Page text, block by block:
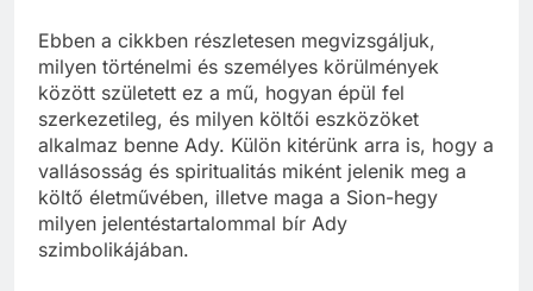
Ebben a cikkben részletesen megvizsgáljuk,
milyen történelmi és személyes körülmények
között született ez a mű, hogyan épül fel
szerkezetileg, és milyen költői eszközöket
alkalmaz benne Ady. Külön kitérünk arra is, hogy a
vallásosság és spiritualitás miként jelenik meg a
költő életművében, illetve maga a Sion-hegy
milyen jelentéstartalommal bír Ady
szimbolikájában.